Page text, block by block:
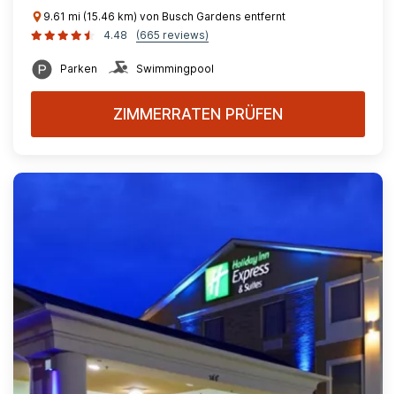
9.61 mi (15.46 km) von Busch Gardens entfernt
4.48
(665 reviews)
Parken Swimmingpool
ZIMMERRATEN PRÜFEN